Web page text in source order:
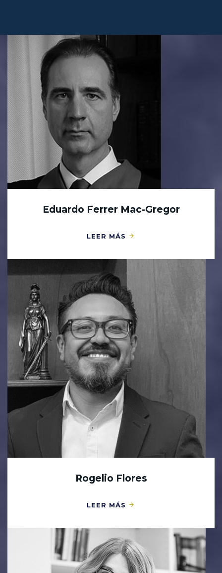
Eduardo Ferrer Mac-Gregor
LEER MÁS
Rogelio Flores
LEER MÁS